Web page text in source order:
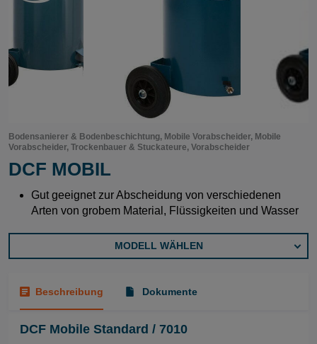
Bodensanierer & Bodenbeschichtung, Mobile Vorabscheider, Mobile
Vorabscheider, Trockenbauer & Stuckateure, Vorabscheider
DCF MOBIL
Gut geeignet zur Abscheidung von verschiedenen
Arten von grobem Material, Flüssigkeiten und Wasser
MODELL WÄHLEN
Beschreibung Dokumente
DCF Mobile Standard / 7010